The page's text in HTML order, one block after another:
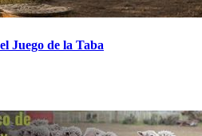
Juego de la Taba